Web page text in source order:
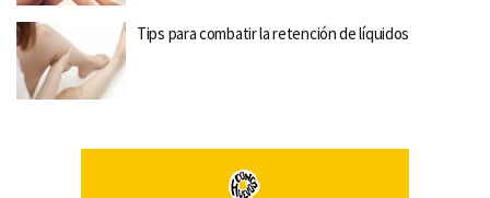
Tips para combatir la retención de líquidos